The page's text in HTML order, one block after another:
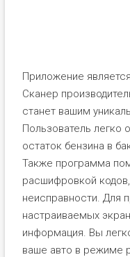
Приложение
Сканер
станет вашим
Пользователь легко
остаток бензина в
Также программа
расшифровкой
неисправности. Для
настраиваемых
информация. Вы
ваше авто в режиме